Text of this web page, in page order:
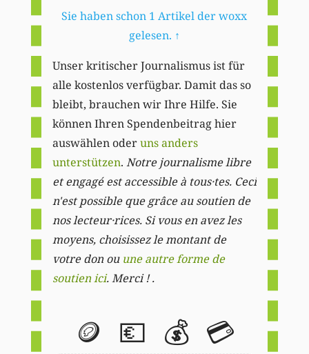
Sie haben schon 1 Artikel der woxx
gelesen. ↑
Unser kritischer Journalismus ist für
alle kostenlos verfügbar. Damit das so
bleibt, brauchen wir Ihre Hilfe. Sie
können Ihren Spendenbeitrag hier
auswählen oderuns anders
unterstützen. Notre journalisme libre
et engagé est accessible à tous·tes. Ceci
n'est possible que grâce au soutien de
nos lecteur·rices. Si vous en avez les
moyens, choisissez le montant de
votre don ou une autre forme de
soutien ici. Merci ! .
🪙 💶 💰 💳